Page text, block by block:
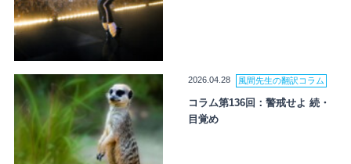
2026.04.28 風間先生の翻訳コラム
コラム第136回：警戒せよ 続・
目覚め